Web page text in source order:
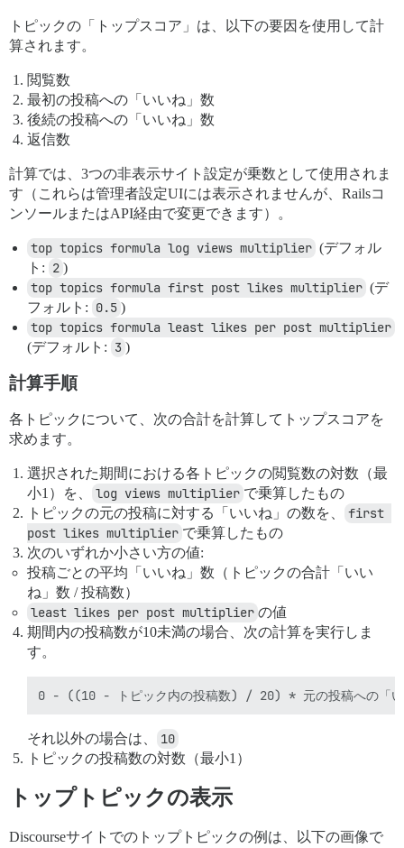
トピックの「トップスコア」は、以下の要因を使用して計
算されます。
閲覧数
最初の投稿への「いいね」数
後続の投稿への「いいね」数
返信数
計算では、3つの非表示サイト設定が乗数として使用されま
す（これらは管理者設定UIには表示されませんが、Railsコ
ンソールまたはAPI経由で変更できます）。
top topics formula log views multiplier (デフォル
ト: 2 )
top topics formula first post likes multiplier (デ
フォルト: 0.5 )
top topics formula least likes per post multiplier
(デフォルト: 3 )
計算手順
各トピックについて、次の合計を計算してトップスコアを
求めます。
選択された期間における各トピックの閲覧数の対数（最
小1）を、
log views multiplier で乗算したもの
トピックの元の投稿に対する「いいね」の数を、
first
post likes multiplier で乗算したもの
次のいずれか小さい方の値:
投稿ごとの平均「いいね」数（トピックの合計「いい
ね」数 / 投稿数）
least likes per post multiplier の値
期間内の投稿数が10未満の場合、次の計算を実行しま
す。
それ以外の場合は、 10
トピックの投稿数の対数（最小1）
トップトピックの表示
Discourseサイトでのトップトピックの例は、以下の画像で